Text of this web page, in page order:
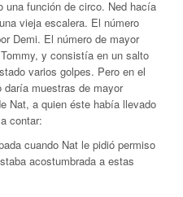
una función de circo. Ned hacía
vieja escalera. El número
Demi. El número de mayor
y consistía en un salto
varios golpes. Pero en el
daría muestras de mayor
Nat, a quien éste había llevado
contar:
cuando Nat le pidió permiso
acos­tumbrada a estas